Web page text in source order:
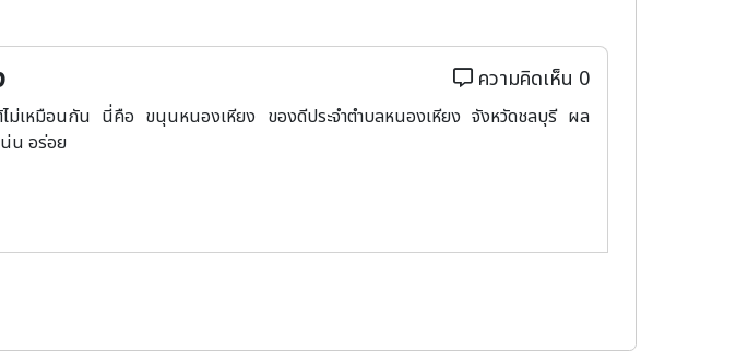
ความคิดเห็น 0
ม่เหมือนกัน นี่คือ ขนุนหนองเหียง ของดีประจำตำบลหนองเหียง จังหวัดชลบุรี ผล
น อร่อย